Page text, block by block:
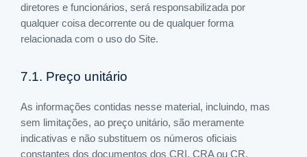
diretores e funcionários, será responsabilizada por
qualquer coisa decorrente ou de qualquer forma
relacionada com o uso do Site.
7.1. Preço unitário
As informações contidas nesse material, incluindo, mas
sem limitações, ao preço unitário, são meramente
indicativas e não substituem os números oficiais
constantes dos documentos dos CRI, CRA ou CR,